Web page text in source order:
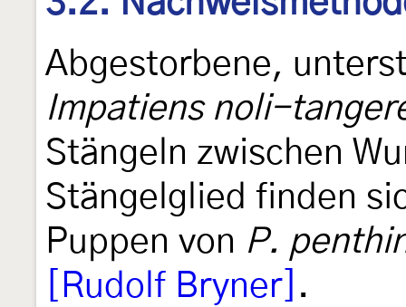
Abgestorbene,
Impatiens noli-
Stängeln zwischen
Stängelglied finden
Puppen von P.
[Rudolf Bryner] .